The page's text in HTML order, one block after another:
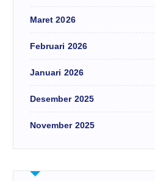
Maret 2026
Februari 2026
Januari 2026
Desember 2025
November 2025